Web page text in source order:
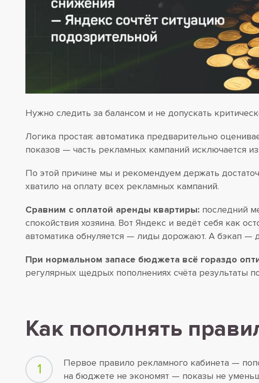
Нужно следить за балансом и не допускать
Логика простая: автоматика предварительно
показов — часть рекламных кампаний исключается
По этой причине мы и рекомендуем держать
хватило на оплату всех рекламных кампаний.
Сравним с оплатой аренды квартиры: последний
спокойствия хозяина. Вот Яндекс и ведёт себя как
автоматика обнуляется — лиды дорожают. А бэкап —
При нормальном запасе бюджета всё гораздо
регулярных щедрых пополнениях счёта результаты
Как пополнять
1
Первое правило рекламного кабинета —
на бюджете не экономят — показы не